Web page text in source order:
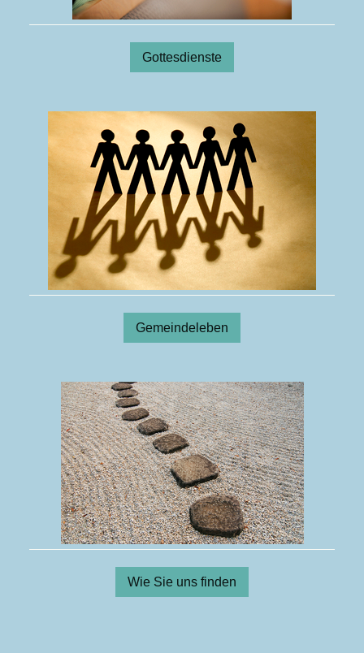
Gottesdienste
Gemeindeleben
Wie Sie uns finden